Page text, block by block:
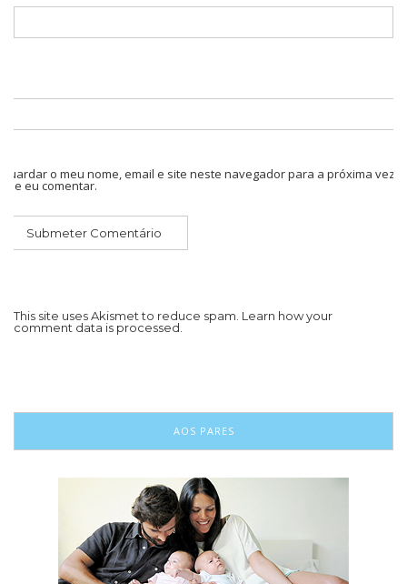
Guardar o meu nome, email e site neste navegador para a próxima vez
que eu comentar.
This site uses Akismet to reduce spam. Learn how your
comment data is processed.
AOS PARES